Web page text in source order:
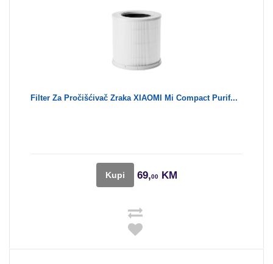
Filter Za Pročišćivač Zraka XIAOMI Mi Compact Purif...
Kupi 69,00KM